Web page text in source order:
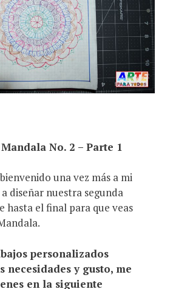
No. 2 – Parte 1
una vez más a mi
diseñar nuestra segunda
hasta el final para que veas
personalizados
necesidades y gusto, me
en la siguiente